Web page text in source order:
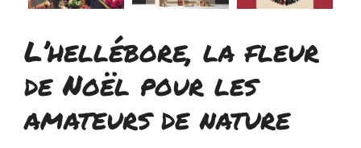
L’hellébore, la fleur
de Noël pour les
amateurs de nature